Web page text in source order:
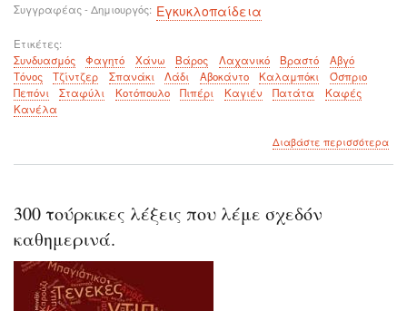
Συγγραφέας - Δημιουργός Εγκυκλοπαίδεια
Ετικέτες
Συνδυασμός
Φαγητό Χάνω Βάρος Λαχανικό Βραστό
Αβγό
Τόνος
Τζίντζερ Σπανάκι Λάδι Αβοκάντο Καλαμπόκι
Όσπριο
Πεπόνι
Σταφύλι Κοτόπουλο Πιπέρι Καγιέν Πατάτα
Καφές
Κανέλα
Διαβάστε περισσότεραγια
300 τούρκικες λέξεις που λέμε σχεδόν
καθημερινά.